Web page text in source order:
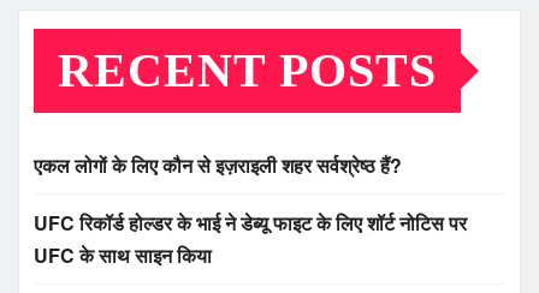
RECENT POSTS
एकल लोगों के लिए कौन से इज़राइली शहर सर्वश्रेष्ठ हैं?
UFC रिकॉर्ड होल्डर के भाई ने डेब्यू फाइट के लिए शॉर्ट नोटिस पर
UFC के साथ साइन किया